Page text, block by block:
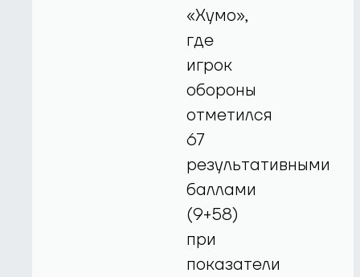
«Хумо»,
где
игрок
обороны
отметился
67
результативными
баллами
(9+58)
при
показатели